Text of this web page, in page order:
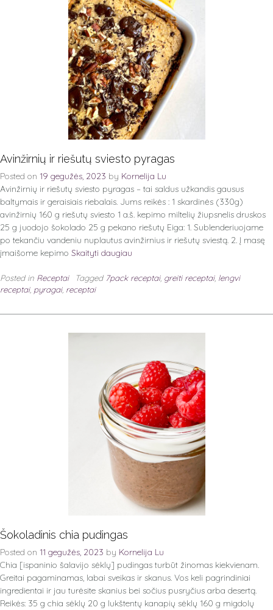
Avinžirnių ir riešutų sviesto pyragas
Posted on 19 gegužės, 2023 by Kornelija Lu
Avinžirnių ir riešutų sviesto pyragas – tai saldus užkandis gausus
baltymais ir geraisiais riebalais. Jums reikės : 1 skardinės (330g)
avinžirnių 160 g riešutų sviesto 1 a.š. kepimo miltelių žiupsnelis druskos
25 g juodojo šokolado 25 g pekano riešutų Eiga: 1. Sublenderiuojame
po tekančiu vandeniu nuplautus avinžirnius ir riešutų sviestą. 2. Į masę
įmaišome kepimo Skaityti daugiau
Posted in Receptai Tagged 7pack receptai, greiti receptai, lengvi
receptai, pyragai, receptai
Šokoladinis chia pudingas
Posted on 11 gegužės, 2023 by Kornelija Lu
Chia [ispaninio šalavijo sėklų] pudingas turbūt žinomas kiekvienam.
Greitai pagaminamas, labai sveikas ir skanus. Vos keli pagrindiniai
ingredientai ir jau turėsite skanius bei sočius pusryčius arba desertą.
Reikės: 35 g chia sėklų 20 g lukštentų kanapių sėklų 160 g migdolų